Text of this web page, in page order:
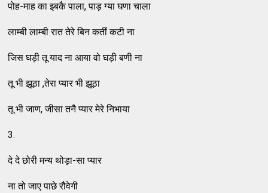
पोह-माह का इबकै पाला, पाड़ ग्‍या घणा चाला
लाम्‍बी लाम्‍बी रात तेरे बिन कतीं कटी ना
जिस घड़ी तू याद ना आया वो घड़ी बणी ना
तू भी झूठा ,तेरा प्‍यार भी झूठा
तू भी जाण, जीसा तनै प्‍यार मेरे निभाया
3.
दे दे छोरी मन्‍य थोड़ा-सा प्‍यार
ना तो जाए पाछे रौवेगी